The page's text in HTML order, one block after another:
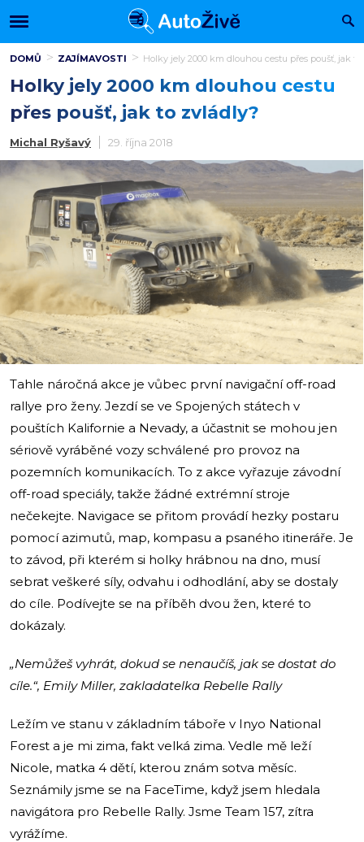
DOMŮ ZAJÍMAVOSTI Holky jely 2000 km dlouhou cestu přes poušť, jak
Holky jely 2000 km dlouhou cestu
přes poušť, jak to zvládly?
Michal Ryšavý 29. října 2018
Tahle náročná akce je vůbec první navigační off-road
rallye pro ženy. Jezdí se ve Spojených státech v
pouštích Kalifornie a Nevady, a účastnit se mohou jen
sériově vyráběné vozy schválené pro provoz na
pozemních komunikacích. To z akce vyřazuje závodní
off-road speciály, takže žádné extrémní stroje
nečekejte. Navigace se přitom provádí hezky postaru
pomocí azimutů, map, kompasu a psaného itineráře. Je
to závod, při kterém si holky hrábnou na dno, musí
sebrat veškeré síly, odvahu i odhodlání, aby se dostaly
do cíle. Podívejte se na příběh dvou žen, které to
dokázaly.
„Nemůžeš vyhrát, dokud se nenaučíš, jak se dostat do
cíle.“, Emily Miller, zakladatelka Rebelle Rally
Ležím ve stanu v základním táboře v Inyo National
Forest a je mi zima, fakt velká zima. Vedle mě leží
Nicole, matka 4 dětí, kterou znám sotva měsíc.
Seznámily jsme se na FaceTime, když jsem hledala
navigátora pro Rebelle Rally. Jsme Team 157, zítra
vyrážíme.